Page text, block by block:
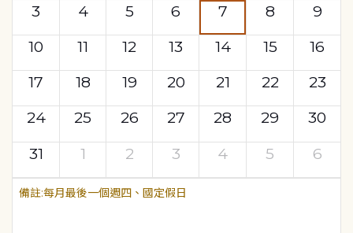
3
4 5 6 7 8
9
10
11 12 13 14 15
16
17
18 19 20 21 22
23
24
25 26 27 28 29
30
31
1 2 3 4 5 6
每月最後一個週四、國定假日